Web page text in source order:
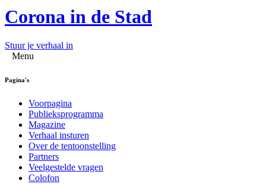
Corona in de Stad
Stuur je verhaal in
Menu
Pagina's
Voorpagina
Publieksprogramma
Magazine
Verhaal insturen
Over de tentoonstelling
Partners
Veelgestelde vragen
Colofon